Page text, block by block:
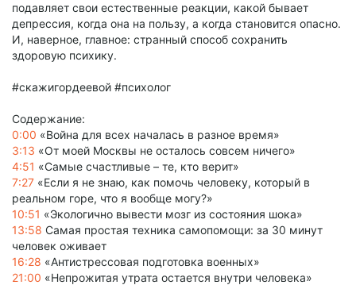
подавляет свои естественные реакции, какой бывает
депрессия, когда она на пользу, а когда становится опасно.
И, наверное, главное: странный способ сохранить
здоровую психику.
#скажигордеевой #психолог
Содержание:
0:00 «Война для всех началась в разное время»
3:13 «От моей Москвы не осталось совсем ничего»
4:51 «Самые счастливые – те, кто верит»
7:27 «Если я не знаю, как помочь человеку, который в
реальном горе, что я вообще могу?»
10:51 «Экологично вывести мозг из состояния шока»
13:58 Самая простая техника самопомощи: за 30 минут
человек оживает
16:28 «Антистрессовая подготовка военных»
21:00 «Непрожитая утрата остается внутри человека»